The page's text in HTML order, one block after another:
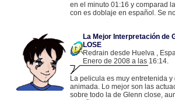
en el minuto 01:16 y comparad
con es doblaje en español. Se
La Mejor Interpretación de
LOSE
Redrain desde Huelva ,
Enero de 2008 a las 16:14.
La pelicula es muy entretenida
animada. Lo mejor son las
sobre todo la de Glenn close,